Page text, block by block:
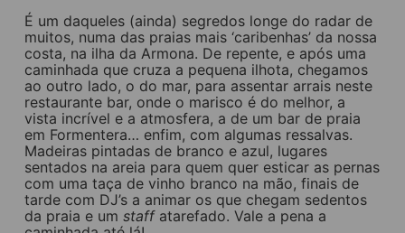
É um daqueles (ainda) segredos longe do radar de
muitos, numa das praias mais ‘caribenhas’ da nossa
costa, na ilha da Armona. De repente, e após uma
caminhada que cruza a pequena ilhota, chegamos
ao outro lado, o do mar, para assentar arrais neste
restaurante bar, onde o marisco é do melhor, a
vista incrível e a atmosfera, a de um bar de praia
em Formentera… enfim, com algumas ressalvas.
Madeiras pintadas de branco e azul, lugares
sentados na areia para quem quer esticar as pernas
com uma taça de vinho branco na mão, finais de
tarde com DJ’s a animar os que chegam sedentos
da praia e umstaffatarefado. Vale a pena a